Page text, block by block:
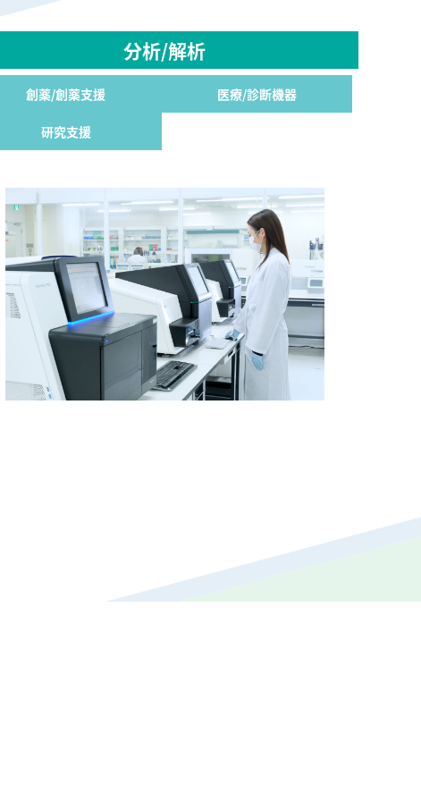
分析/解析
創薬/創薬支援 医療/診断機器
研究支援